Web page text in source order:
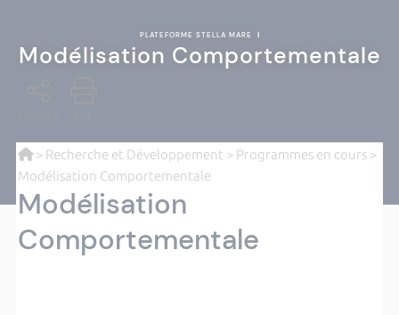
PLATEFORME STELLA MARE |
Modélisation Comportementale
> Recherche et Développement > Programmes en cours>
Modélisation Comportementale
Modélisation
Comportementale